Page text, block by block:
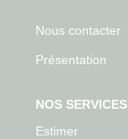
Nous contacter
Présentation
NOS SERVICES
Estimer